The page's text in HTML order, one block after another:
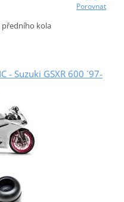
Porovnat
kola
- Suzuki GSXR 600 ´97-